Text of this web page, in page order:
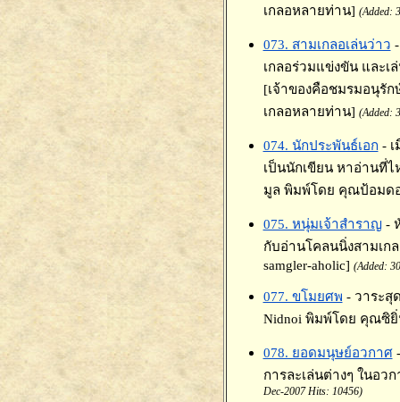
เกลอหลายท่าน] (Added:
073. สามเกลอเล่นว่าว
เกลอร่วมแข่งขัน และเ
[เจ้าของคือชมรมอนุรั
เกลอหลายท่าน] (Added:
074. นักประพันธ์เอก -
เป็นนักเขียน หาอ่านที่ไ
มูล พิมพ์โดย คุณป้อมด
075. หนุ่มเจ้าสำราญ -
กับอ่านโคลนนิ่งสามเก
samgler-aholic] (Added:
077. ขโมยศพ - วาระสุ
Nidnoi พิมพ์โดย คุณซิ
078. ยอดมนุษย์อวกาศ
การละเล่นต่างๆ ในอ
Dec-2007 Hits: 10456)